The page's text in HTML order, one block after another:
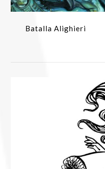
Batalla Alighieri